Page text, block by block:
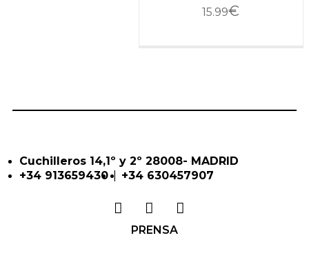
15.99€
Cuchilleros 14,1º y 2º 28008- MADRID
+34 913659430 | +34 630457907
PRENSA